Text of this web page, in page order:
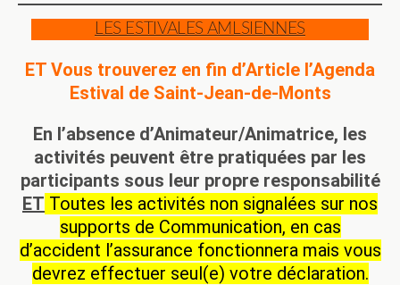
LES ESTIVALES AMLSIENNES
ET Vous trouverez en fin d’Article l’Agenda
Estival de Saint-Jean-de-Monts
En l’absence d’Animateur/Animatrice, les
activités peuvent être pratiquées par les
participants sous leur propre responsabilité
ET Toutes les activités non signalées sur nos
supports de Communication, en cas
d’accident l’assurance fonctionnera mais vous
devrez effectuer seul(e) votre déclaration.